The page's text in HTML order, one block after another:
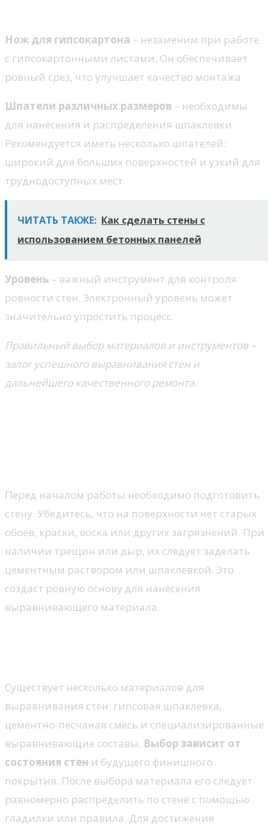
Нож для гипсокартона – незаменим при работе
с гипсокартонными листами. Он обеспечивает
ровный срез, что улучшает качество монтажа.
Шпатели различных размеров – необходимы
для нанесения и распределения шпаклевки.
Рекомендуется иметь несколько шпателей:
широкий для больших поверхностей и узкий для
труднодоступных мест.
ЧИТАТЬ ТАКЖЕ: Как сделать стены с
использованием бетонных панелей
Уровень – важный инструмент для контроля
ровности стен. Электронный уровень может
значительно упростить процесс.
Правильный выбор материалов и инструментов –
залог успешного выравнивания стен и
дальнейшего качественного ремонта.
Перед началом работы необходимо подготовить
стену. Убедитесь, что на поверхности нет старых
обоев, краски, воска или других загрязнений. При
наличии трещин или дыр, их следует заделать
цементным раствором или шпаклевкой. Это
создаст ровную основу для нанесения
выравнивающего материала.
Существует несколько материалов для
выравнивания стен: гипсовая шпаклевка,
цементно-песчаная смесь и специализированные
выравнивающие составы. Выбор зависит от
состояния стен и будущего финишного
покрытия. После выбора материала его следует
равномерно распределить по стене с помощью
гладилки или правила. Для достижения